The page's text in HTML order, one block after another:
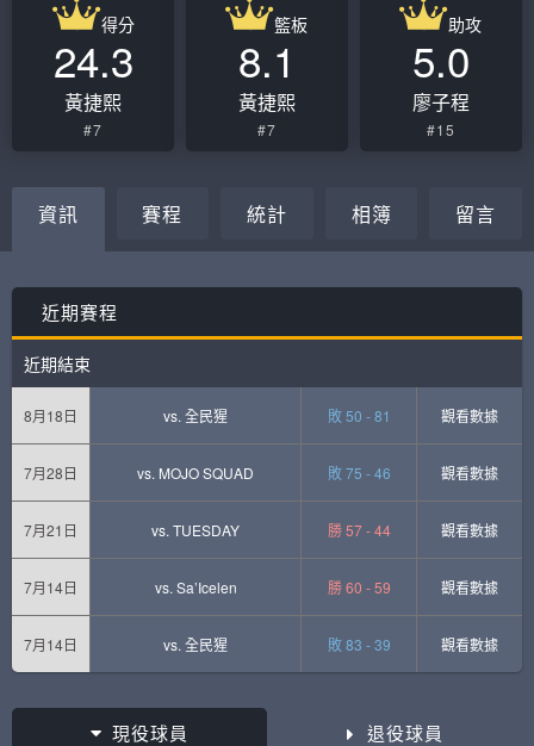
得分
24.3
黃捷熙
#7
籃板
8.1
黃捷熙
#7
助攻
5.0
廖子程
#15
資訊 賽程 統計 相簿 留言
近期賽程
近期結束
8月18日 vs. 全民猩 敗 50 - 81 觀看數據
7月28日 vs. MOJO SQUAD 敗 75 - 46 觀看數據
7月21日 vs. TUESDAY 勝 57 - 44 觀看數據
7月14日 vs. Sa’Icelen 勝 60 - 59 觀看數據
7月14日 vs. 全民猩 敗 83 - 39 觀看數據
現役球員 退役球員